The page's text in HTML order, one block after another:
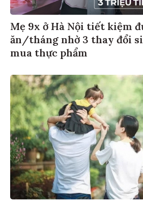
Mẹ 9x ở Hà Nội tiết kiệm
ăn/tháng nhờ 3 thay đổi
mua thực phẩm